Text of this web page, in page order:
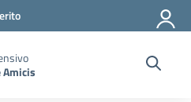
Amicis